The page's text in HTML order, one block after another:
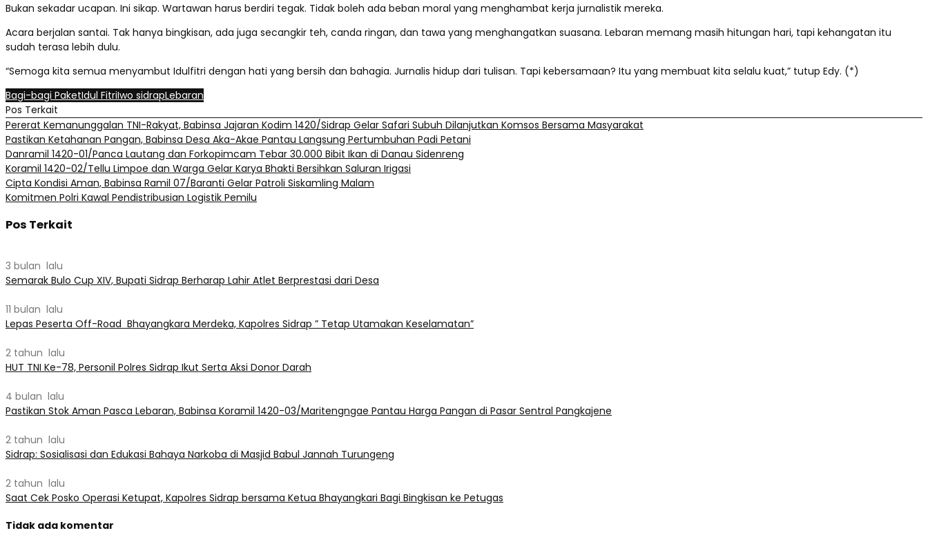
Bukan sekadar ucapan. Ini sikap. Wartawan harus berdiri tegak. Tidak boleh ada beban moral yang menghambat kerja jurnalistik mereka.
Acara berjalan santai. Tak hanya bingkisan, ada juga secangkir teh, canda ringan, dan tawa yang menghangatkan suasana. Lebaran memang masih hitungan hari, tapi kehangatan itu
sudah terasa lebih dulu.
“Semoga kita semua menyambut Idulfitri dengan hati yang bersih dan bahagia. Jurnalis hidup dari tulisan. Tapi kebersamaan? Itu yang membuat kita selalu kuat,” tutup Edy. (*)
Bagi-bagi PaketIdul FitriIwo sidrapLebaran
Pos Terkait
Pererat Kemanunggalan TNI-Rakyat, Babinsa Jajaran Kodim 1420/Sidrap Gelar Safari Subuh Dilanjutkan Komsos Bersama Masyarakat
Pastikan Ketahanan Pangan, Babinsa Desa Aka-Akae Pantau Langsung Pertumbuhan Padi Petani
Danramil 1420-01/Panca Lautang dan Forkopimcam Tebar 30.000 Bibit Ikan di Danau Sidenreng
Koramil 1420-02/Tellu Limpoe dan Warga Gelar Karya Bhakti Bersihkan Saluran Irigasi
Cipta Kondisi Aman, Babinsa Ramil 07/Baranti Gelar Patroli Siskamling Malam
Komitmen Polri Kawal Pendistribusian Logistik Pemilu
Pos Terkait
3 bulan lalu
Semarak Bulo Cup XIV, Bupati Sidrap Berharap Lahir Atlet Berprestasi dari Desa
11 bulan lalu
Lepas Peserta Off-Road Bhayangkara Merdeka, Kapolres Sidrap ” Tetap Utamakan Keselamatan”
2 tahun lalu
HUT TNI Ke-78, Personil Polres Sidrap Ikut Serta Aksi Donor Darah
4 bulan lalu
Pastikan Stok Aman Pasca Lebaran, Babinsa Koramil 1420-03/Maritengngae Pantau Harga Pangan di Pasar Sentral Pangkajene
2 tahun lalu
Sidrap: Sosialisasi dan Edukasi Bahaya Narkoba di Masjid Babul Jannah Turungeng
2 tahun lalu
Saat Cek Posko Operasi Ketupat, Kapolres Sidrap bersama Ketua Bhayangkari Bagi Bingkisan ke Petugas
Tidak ada komentar